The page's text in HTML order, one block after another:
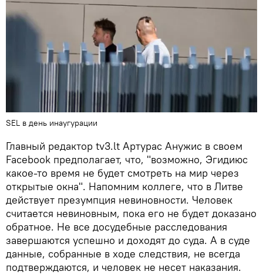
SEL в день инаугурации
Главный редактор tv3.lt Артурас Анужис в своем
Facebook предполагает, что, "возможно, Эгидиюс
какое-то время не будет смотреть на мир через
открытые окна". Напомним коллеге, что в Литве
действует презумпция невиновности. Человек
считается невиновным, пока его не будет доказано
обратное. Не все досудебные расследования
завершаются успешно и доходят до суда. А в суде
данные, собранные в ходе следствия, не всегда
подтверждаются, и человек не несет наказания.